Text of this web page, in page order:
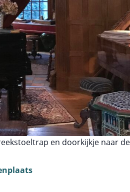
en doorkijkje naar de